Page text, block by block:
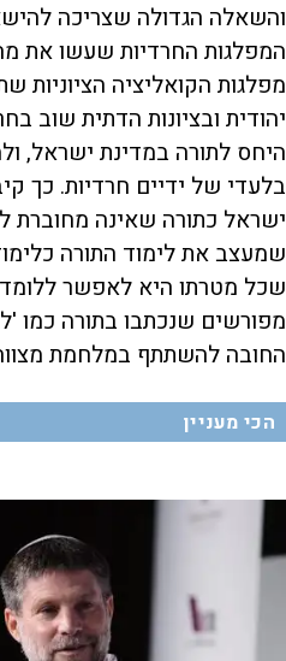
והשאלה הגדולה שצריכה
המפלגות החרדיות שעשו את
מפלגות הקואליציה הציוניות
יהודית ובציונות הדתית שוב
היחס לתורה במדינת ישראל,
בלעדי של ידיים חרדיות. כך
ישראל כתורה שאינה מחוברת
שמעצב את לימוד התורה
שכל מטרתו היא לאפשר ללומדי
מפורשים שנכתבו בתורה כמו
החובה להשתתף במלחמת
הכי מעניין